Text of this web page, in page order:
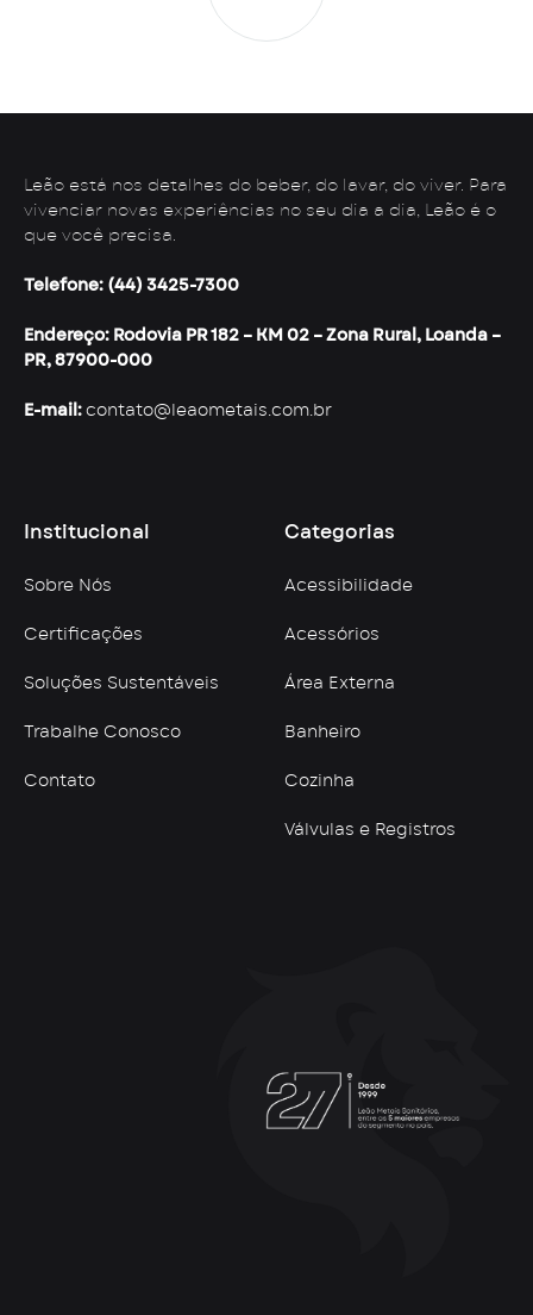
Leão está nos detalhes do beber, do lavar, do viver. Para
vivenciar novas experiências no seu dia a dia, Leão é o
que você precisa.
Telefone: (44) 3425-7300
Endereço: Rodovia PR 182 – KM 02 – Zona Rural, Loanda –
PR, 87900-000
E-mail: contato@leaometais.com.br
Institucional
Sobre Nós
Certificações
Soluções Sustentáveis
Trabalhe Conosco
Contato
Categorias
Acessibilidade
Acessórios
Área Externa
Banheiro
Cozinha
Válvulas e Registros